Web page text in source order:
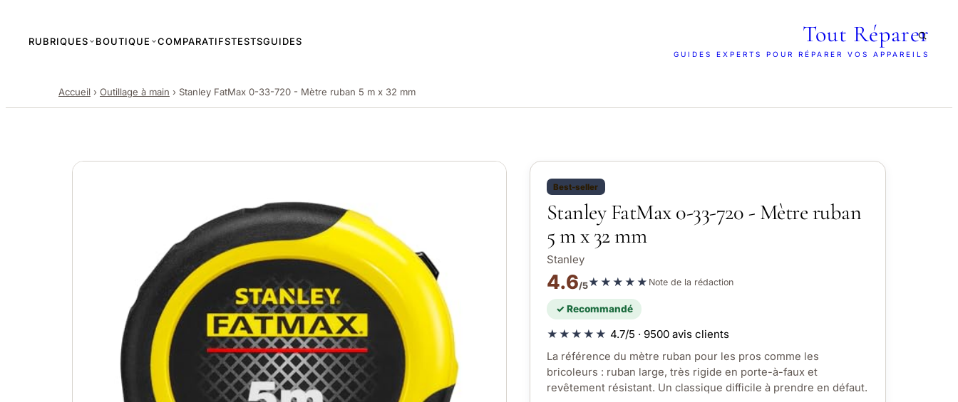
RUBRIQUES BOUTIQUE COMPARATIFSTESTSGUIDES Tout Réparer
GUIDES EXPERTS POUR RÉPARER VOS APPAREILS
Accueil › Outillage à main › Stanley FatMax 0-33-720 - Mètre ruban 5 m x 32 mm
Best-seller
Stanley FatMax 0-33-720 - Mètre ruban
5 m x 32 mm
Stanley
4.6/5★★★★★ Note de la rédaction
✓ Recommandé
★★★★★ 4.7/5 · 9500 avis clients
La référence du mètre ruban pour les pros comme les
bricoleurs : ruban large, très rigide en porte-à-faux et
revêtement résistant. Un classique difficile à prendre en défaut.